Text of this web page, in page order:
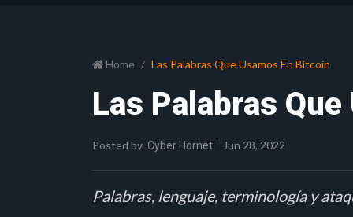
Home Las Palabras Que Usamos En Bitcoin
Las Palabras
Posted by Cyber Hornet Jun 28, 2022
Palabras, lenguaje, terminología y